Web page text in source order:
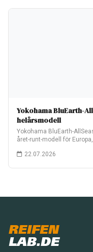
Yokohama BluEarth-
helårsmodell
Yokohama BluEarth-
året-runt-modell för
22.07.2026
REIFEN
LAB.DE